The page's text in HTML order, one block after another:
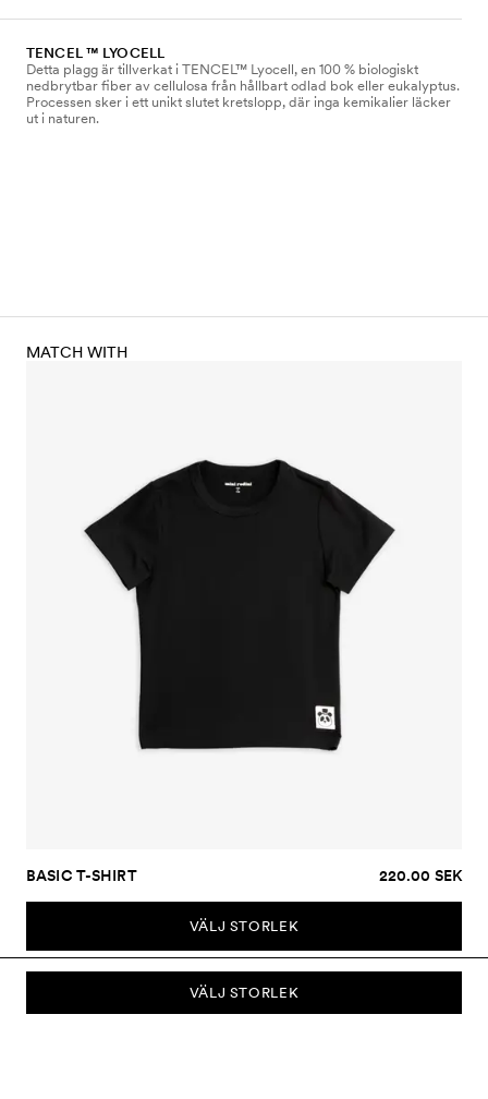
TENCEL ™ LYOCELL
Detta plagg är tillverkat i TENCEL™ Lyocell, en 100 % biologiskt
nedbrytbar fiber av cellulosa från hållbart odlad bok eller eukalyptus.
Processen sker i ett unikt slutet kretslopp, där inga kemikalier läcker
ut i naturen.
VÄLJ STORLEK
MATCH WITH
BASIC T-SHIRT 220.00 SEK
VÄLJ STORLEK